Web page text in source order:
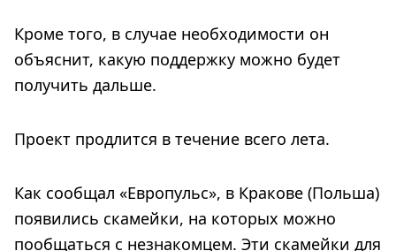
Кроме того, в случае необходимости он
объяснит, какую поддержку можно будет
получить дальше.
Проект продлится в течение всего лета.
Как сообщал «Европульс», в Кракове (Польша)
появились скамейки, на которых можно
пообщаться с незнакомцем. Эти скамейки для